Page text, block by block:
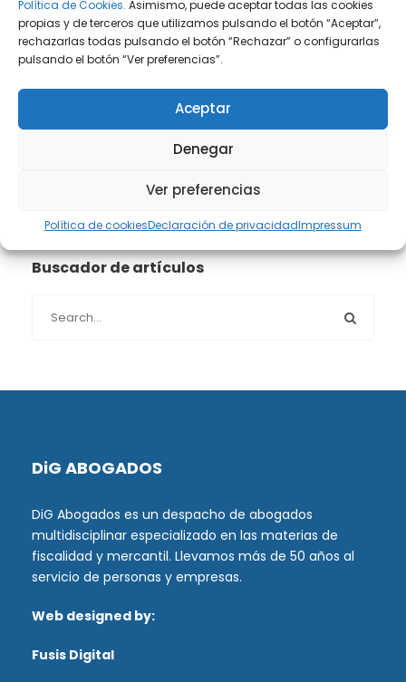
Política de Cookies. Asimismo, puede aceptar todas las cookies
propias y de terceros que utilizamos pulsando el botón “Aceptar”,
rechazarlas todas pulsando el botón “Rechazar” o configurarlas
pulsando el botón “Ver preferencias”.
Aceptar
Denegar
Ver preferencias
Política de cookiesDeclaración de privacidadImpressum
Propiedad intelectual e industrial(13)
Protección de datos(40)
(24)
Buscador de artículos
DiG ABOGADOS
DiG Abogados es un despacho de abogados
multidisciplinar especializado en las materias de
fiscalidad y mercantil. Llevamos más de 50 años al
servicio de personas y empresas.
Web designed by:
Fusis Digital